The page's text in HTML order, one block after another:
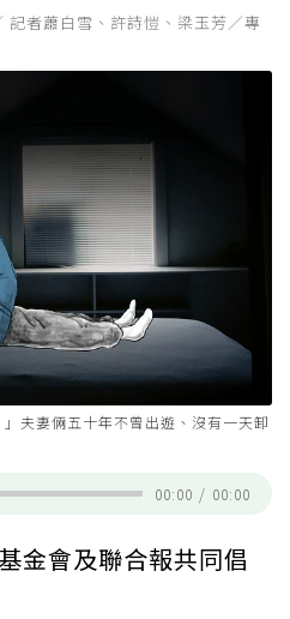
記者蕭白雪、許詩愷、梁玉芳／專
」夫妻倆五十年不曾出遊、沒有一天卸
00:00 / 00:00
金會及聯合報共同倡